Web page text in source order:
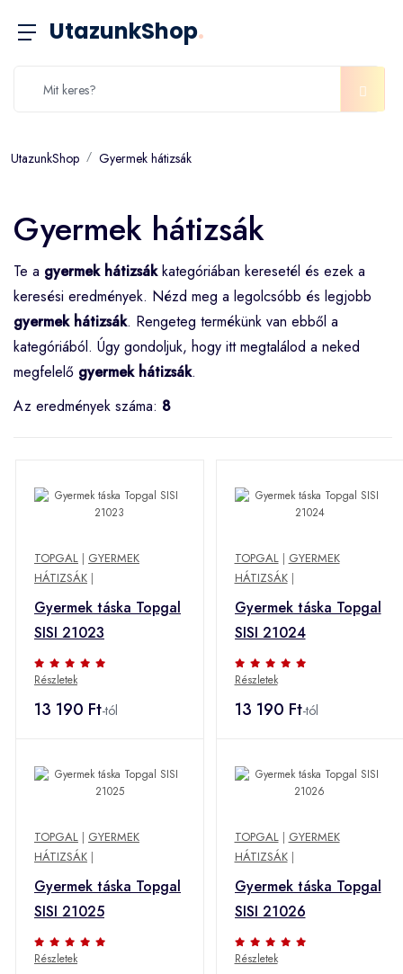
UtazunkShop.
UtazunkShop Gyermek hátizsák
Gyermek hátizsák
Te a gyermek hátizsákkategóriában keresetél és ezek a
keresési eredmények. Nézd meg a legolcsóbb és legjobb
gyermek hátizsák. Rengeteg termékünk van ebből a
kategóriából. Úgy gondoljuk, hogy itt megtalálod a neked
megfelelő gyermek hátizsák.
Az eredmények száma: 8
TOPGAL | GYERMEK
HÁTIZSÁK |
Gyermek táska Topgal
SISI 21023
Részletek
13 190 Ft-tól
TOPGAL| GYERMEK
HÁTIZSÁK|
Gyermek táska Topgal
SISI 21024
Részletek
13 190 Ft-tól
TOPGAL | GYERMEK
HÁTIZSÁK |
Gyermek táska Topgal
SISI 21025
Részletek
TOPGAL| GYERMEK
HÁTIZSÁK|
Gyermek táska Topgal
SISI 21026
Részletek